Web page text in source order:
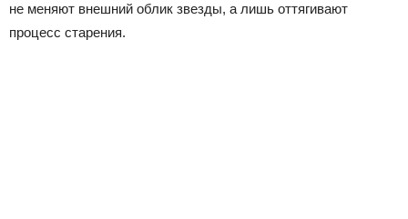
не меняют внешний облик звезды, а лишь оттягивают
процесс старения.